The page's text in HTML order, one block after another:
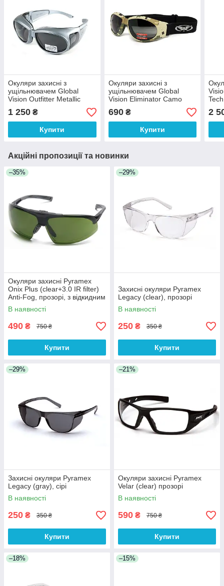
Окуляри захисні з
ущільнювачем Global
Vision Outfitter Metallic
(gray) Anti-Fog, чорні в
сірій оправі
1 250 ₴
Купити
Окуляри захисні з
ущільнювачем Global
Vision Eliminator Camo
Pixel (gray), сірі в
камуфльованій оправі
690₴
Купити
сірі
2
Акційні пропозиції та новинки
–35%
Окуляри захисні Pyramex
Onix Plus (clear+3.0 IR filter)
Anti-Fog, прозорі, з відкидним
фільтром від ІнфраЧерв
випромін
В наявності
490 ₴ 750 ₴
Купити
–29%
Захисні окуляри Pyramex
Legacy (clear), прозорі
В наявності
250 ₴ 350 ₴
Купити
–29%
Захисні окуляри Pyramex
Legacy (gray), сірі
В наявності
250 ₴ 350 ₴
Купити
–21%
Окуляри захисні Pyramex
Velar (clear) прозорі
В наявності
590 ₴ 750 ₴
Купити
–18% –15%